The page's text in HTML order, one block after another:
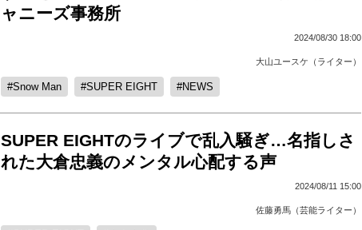
ャニーズ事務所
2024/08/30 18:00
大山ユースケ（ライター）
Snow Man SUPER EIGHT NEWS
SUPER EIGHTのライブで乱入騒ぎ…名指しさ
れた大倉忠義のメンタル心配する声
2024/08/11 15:00
佐藤勇馬（芸能ライター）